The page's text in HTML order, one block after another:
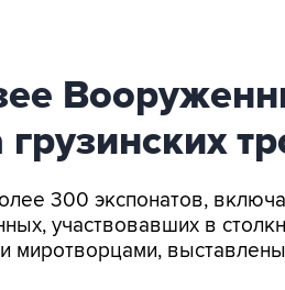
300 экспонатов,
участвовавших в
миротворцами,